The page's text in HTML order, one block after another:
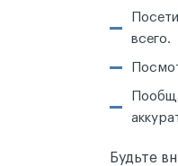
всего.
Будьте